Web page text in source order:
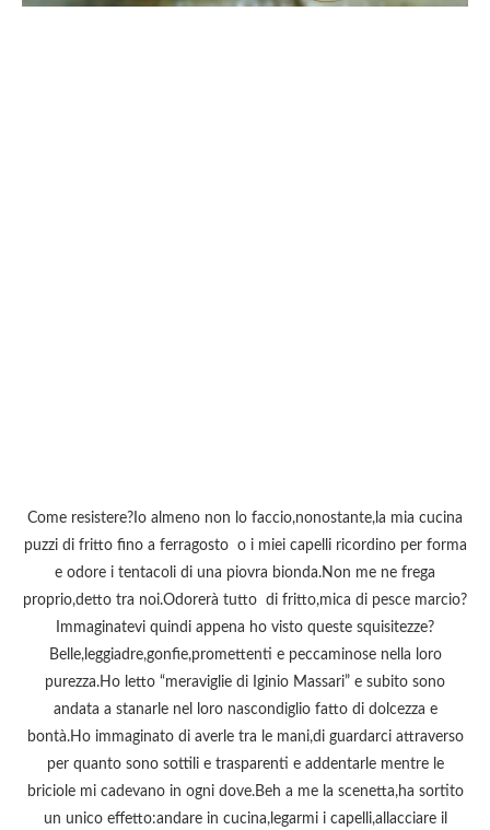
Come resistere?Io almeno non lo faccio,nonostante,la mia cucina
puzzi di fritto fino a ferragosto o i miei capelli ricordino per forma
e odore i tentacoli di una piovra bionda.Non me ne frega
proprio,detto tra noi.Odorerà tutto di fritto,mica di pesce marcio?
Immaginatevi quindi appena ho visto queste squisitezze?
Belle,leggiadre,gonfie,promettenti e peccaminose nella loro
purezza.Ho letto “meraviglie di Iginio Massari” e subito sono
andata a stanarle nel loro nascondiglio fatto di dolcezza e
bontà.Ho immaginato di averle tra le mani,di guardarci attraverso
per quanto sono sottili e trasparenti e addentarle mentre le
briciole mi cadevano in ogni dove.Beh a me la scenetta,ha sortito
un unico effetto:andare in cucina,legarmi i capelli,allacciare il